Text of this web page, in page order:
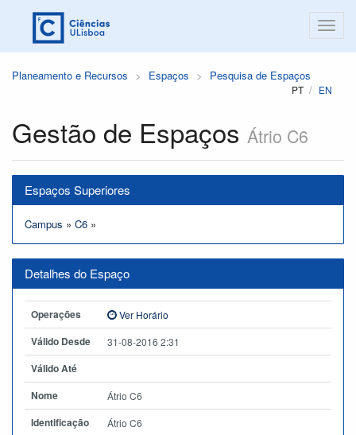
Planeamento e Recursos Espaços Pesquisa de Espaços
PT EN
Gestão de Espaços Átrio C6
Espaços Superiores
Campus » C6 »
Detalhes do Espaço
Operações Ver Horário
Válido Desde 31-08-2016 2:31
Válido Até
Nome
Átrio C6
Identificação Átrio C6